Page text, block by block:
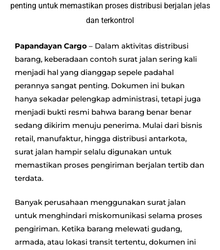
penting untuk memastikan proses distribusi berjalan jelas
dan terkontrol
Papandayan Cargo – Dalam aktivitas distribusi
barang, keberadaan contoh surat jalan sering kali
menjadi hal yang dianggap sepele padahal
perannya sangat penting. Dokumen ini bukan
hanya sekadar pelengkap administrasi, tetapi juga
menjadi bukti resmi bahwa barang benar benar
sedang dikirim menuju penerima. Mulai dari bisnis
retail, manufaktur, hingga distribusi antarkota,
surat jalan hampir selalu digunakan untuk
memastikan proses pengiriman berjalan tertib dan
terdata.
Banyak perusahaan menggunakan surat jalan
untuk menghindari miskomunikasi selama proses
pengiriman. Ketika barang melewati gudang,
armada, atau lokasi transit tertentu, dokumen ini